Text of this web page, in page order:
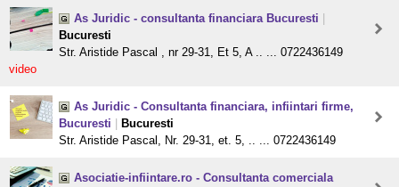
As Juridic - consultanta financiara Bucuresti
Bucuresti
Str. Aristide Pascal , nr 29-31, Et 5, A .. ... 0722436149
video
As Juridic - Consultanta financiara, infiintari firme,
Bucuresti
Bucuresti
Str. Aristide Pascal, Nr. 29-31, et. 5, .. ... 0722436149
Asociatie-infiintare.ro - Consultanta comerciala